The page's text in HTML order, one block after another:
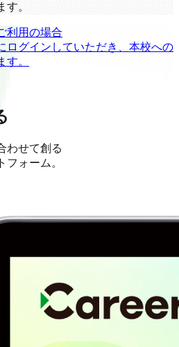
。
利用の場合
ログインしていただき、本校への
。
わせて創る
ォーム。